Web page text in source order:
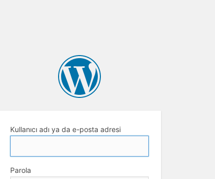
Kullanıcı adı ya da e-posta adresi
Parola